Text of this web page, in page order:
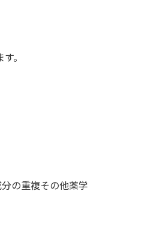
。
の重複その他薬学